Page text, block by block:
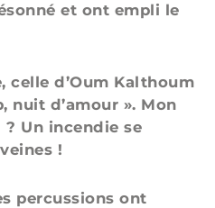
et ont empli le
celle d’Oum Kalthoum
nuit d’amour ». Mon
? Un incendie se
!
percussions ont